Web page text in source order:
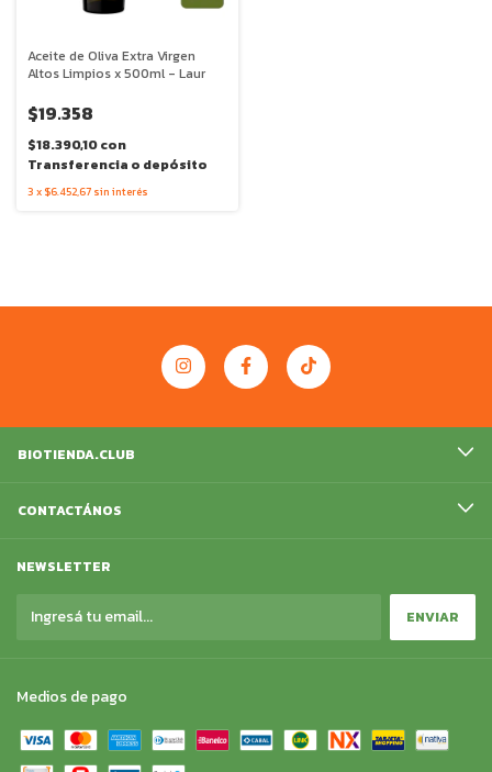
Aceite de Oliva Extra Virgen
Altos Limpios x 500ml - Laur
$19.358
$18.390,10con
Transferencia o depósito
3 x $6.452,67 sin interés
BIOTIENDA.CLUB
CONTACTÁNOS
NEWSLETTER
Medios de pago